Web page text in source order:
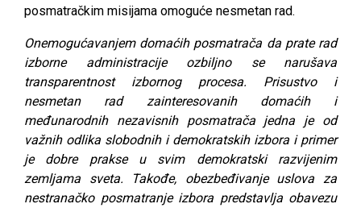
posmatračkim misijama omoguće nesmetan rad.
Onemogućavanjem domaćih posmatrača da prate rad
izborne administracije ozbiljno se narušava
transparentnost izbornog procesa. Prisustvo i
nesmetan rad zainteresovanih domaćih i
međunarodnih nezavisnih posmatrača jedna je od
važnih odlika slobodnih i demokratskih izbora i primer
je dobre prakse u svim demokratski razvijenim
zemljama sveta. Takođe, obezbeđivanje uslova za
nestranačko posmatranje izbora predstavlja obavezu